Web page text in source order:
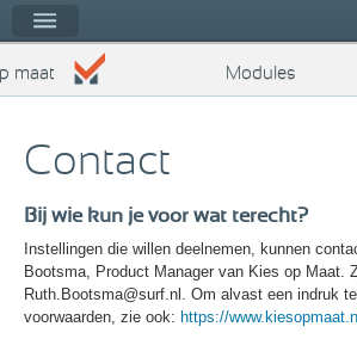
Kies op maat
maat Modules
Contact
Bij wie kun je voor wat terecht?
Instellingen die willen deelnemen, kunnen
Bootsma, Product Manager van Kies op Maat.
Ruth.Bootsma@surf.nl. Om alvast een indruk
voorwaarden, zie ook: https://